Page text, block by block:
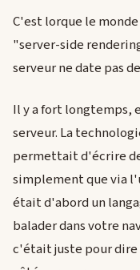
C'est lorque le
"server-side
serveur ne date pas
Il y a fort longtemps,
serveur. La
permettait d'écrire
simplement que via
était d'abord un
balader dans votre
c'était juste pour dire